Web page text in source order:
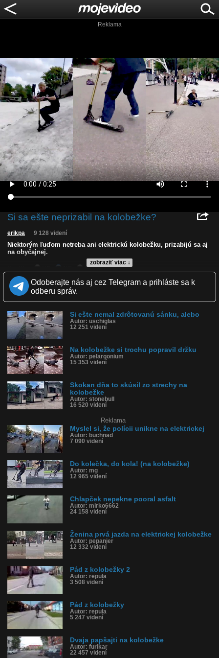
Reklama
Si sa ešte neprizabil na kolobežke?
zobraziť viac ↓
erikpa 9 128 videní
Niektorým ľuďom netreba ani elektrickú kolobežku, prizabijú sa aj
na obyčajnej.
LQ
Zverejnené: 30.3.2025 14:04
Páči sa: 93% (14 hlasov)
Obľúbené: 1
Komentárov: 9
Kategória: športy
Tagy: padol z kolobežky, pád z kolobežky, zrazili sa, narazil do
stĺpu, vrazil, fail, havaroval, hlavou do stĺpu, narazili do seba
História sledovanosti videa:
Odoberajte nás aj cez Telegram a prihláste sa k
odberu správ.
Si ešte nemal zdrôtovanú sánku, alebo
Autor: uschiglas
12 251 videní
Na kolobežke si trochu popravil držku
Autor: pelargonium
15 353 videní
Skokan dňa to skúsil zo strechy na
kolobežke
Autor: stonebull
16 520 videní
Reklama
Myslel si, že polícii unikne na elektrickej
Autor: buchnad
7 090 videní
Do kolečka, do kola! (na kolobežke)
Autor: mg
12 965 videní
Chlapček nepekne pooral asfalt
Autor: mirko6662
24 158 videní
Ženina prvá jazda na elektrickej kolobežke
Autor: pepanier
12 332 videní
Pád z kolobežky 2
Autor: repula
3 508 videní
Pád z kolobežky
Autor: repula
5 247 videní
Dvaja papšajti na kolobežke
Autor: furikar
22 457 videní